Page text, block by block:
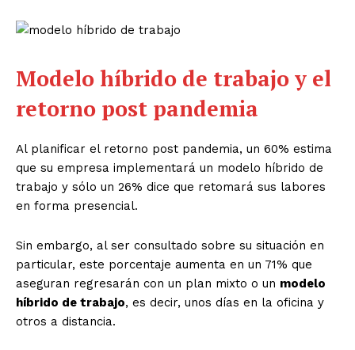
Modelo híbrido de trabajo y el
retorno post pandemia
Al planificar el retorno post pandemia, un 60% estima
que su empresa implementará un modelo híbrido de
trabajo y sólo un 26% dice que retomará sus labores
en forma presencial.
Sin embargo, al ser consultado sobre su situación en
particular, este porcentaje aumenta en un 71% que
aseguran regresarán con un plan mixto o un modelo
híbrido de trabajo, es decir, unos días en la oficina y
otros a distancia.